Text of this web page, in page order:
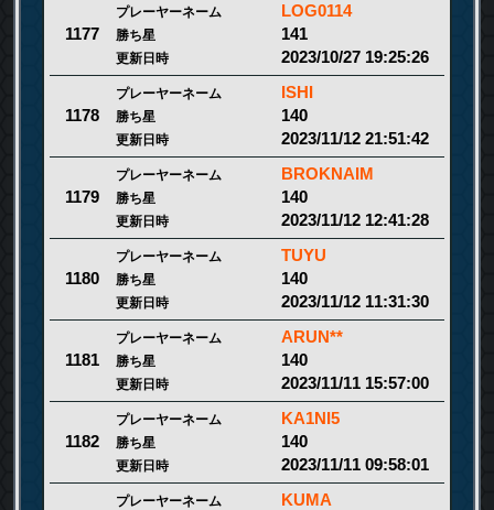
1177
プレーヤーネーム LOG0114
勝ち星 141
更新日時 2023/10/27 19:25:26
1178
プレーヤーネーム ISHI
勝ち星 140
更新日時 2023/11/12 21:51:42
1179
プレーヤーネーム BROKNAIM
勝ち星 140
更新日時 2023/11/12 12:41:28
1180
プレーヤーネーム TUYU
勝ち星 140
更新日時 2023/11/12 11:31:30
1181
プレーヤーネーム ARUN**
勝ち星 140
更新日時 2023/11/11 15:57:00
1182
プレーヤーネーム KA1NI5
勝ち星 140
更新日時 2023/11/11 09:58:01
プレーヤーネーム KUMA